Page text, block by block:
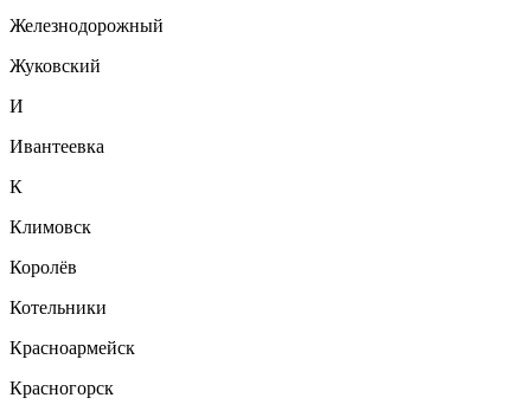
Железнодорожный
Жуковский
И
Ивантеевка
К
Климовск
Королёв
Котельники
Красноармейск
Красногорск